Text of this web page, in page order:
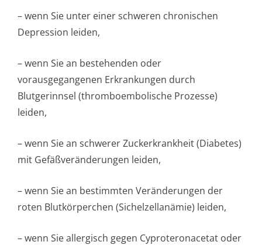
– wenn Sie unter einer schweren chronischen
Depression leiden,
– wenn Sie an bestehenden oder
vorausgegangenen Erkrankungen durch
Blutgerinnsel (thromboembolische Prozesse)
leiden,
– wenn Sie an schwerer Zuckerkrankheit (Diabetes)
mit Gefäßveränderungen leiden,
– wenn Sie an bestimmten Veränderungen der
roten Blutkörperchen (Sichelzellanämie) leiden,
– wenn Sie allergisch gegen Cyproteronacetat oder